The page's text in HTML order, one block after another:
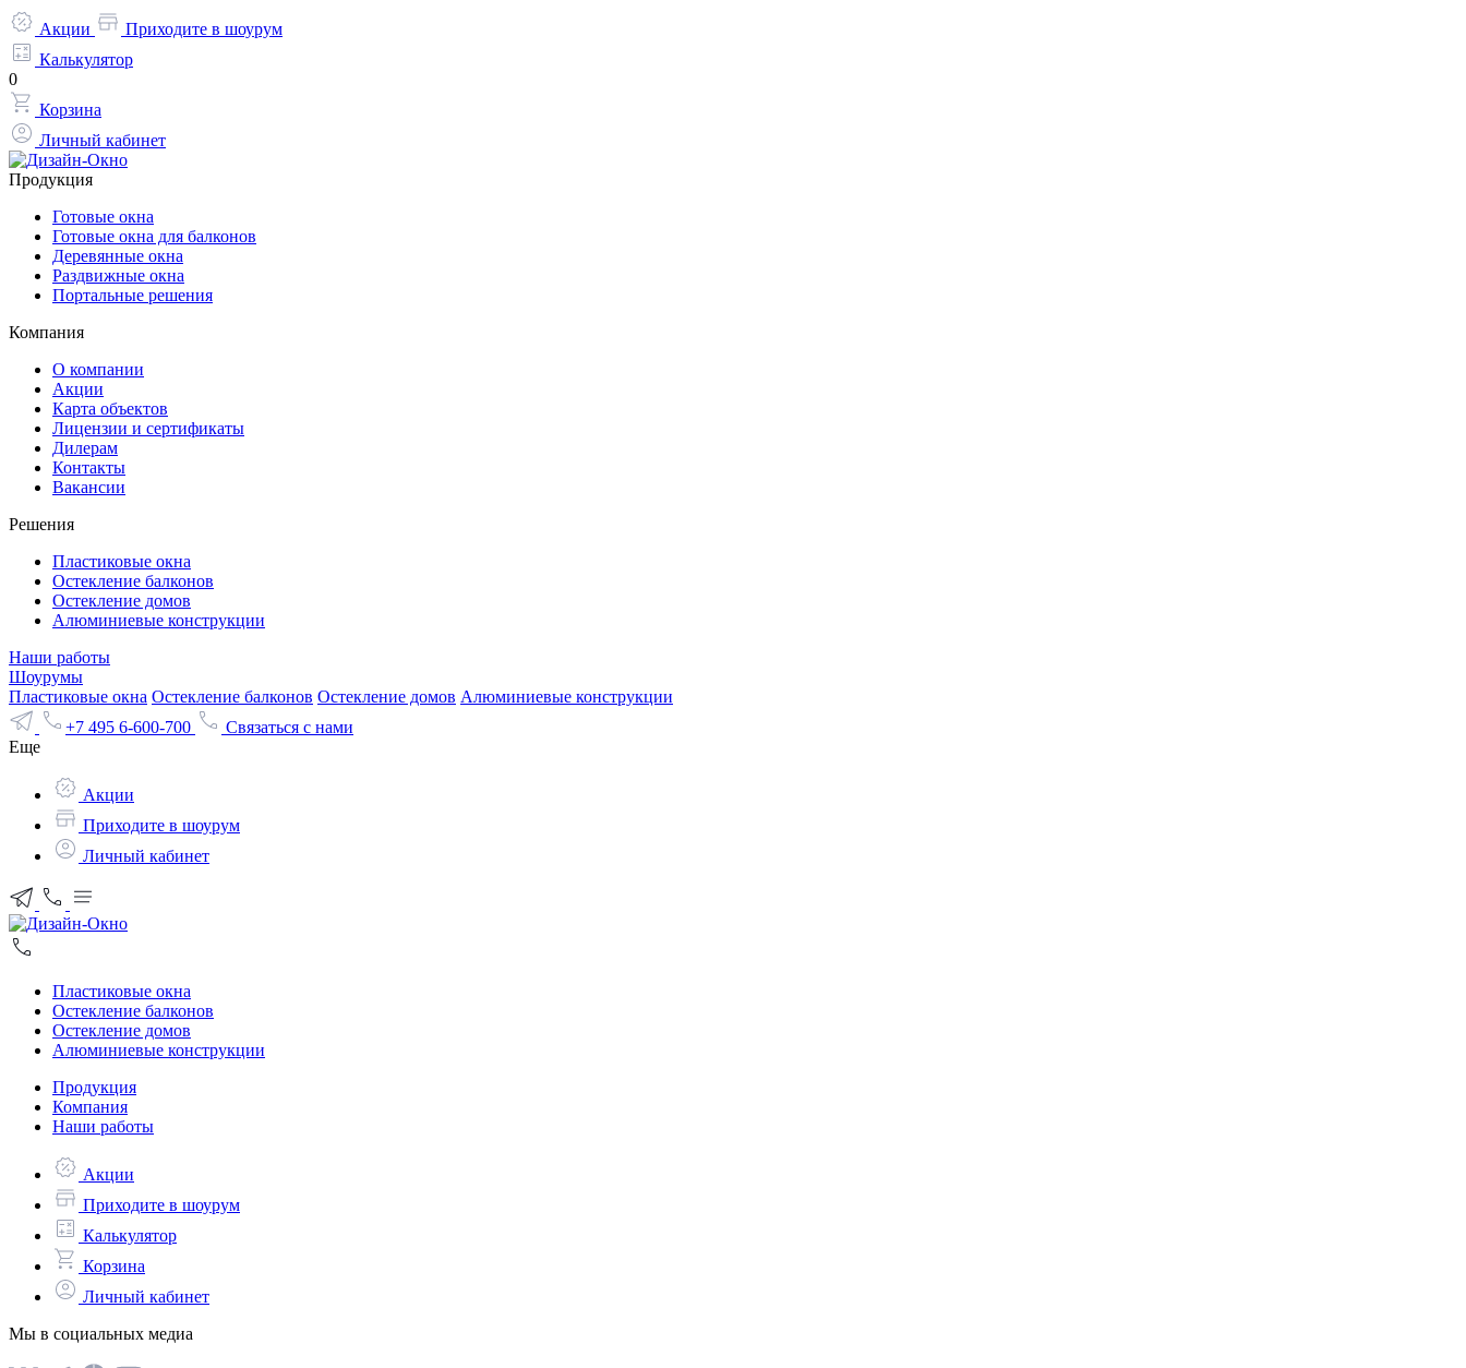
Акции
Приходите в шоурум
Калькулятор
0
Корзина
Личный кабинет
Продукция
Готовые окна
Готовые окна для балконов
Деревянные окна
Раздвижные окна
Портальные решения
Компания
О компании
Акции
Карта объектов
Лицензии и сертификаты
Дилерам
Контакты
Вакансии
Решения
Пластиковые окна
Остекление балконов
Остекление домов
Алюминиевые конструкции
Наши работы
Шоурумы
Пластиковые окна Остекление балконов Остекление домов Алюминиевые конструкции
+7 495 6-600-700
Связаться с нами
Еще
Акции
Приходите в шоурум
Личный кабинет
Пластиковые окна
Остекление балконов
Остекление домов
Алюминиевые конструкции
Продукция
Компания
Наши работы
Акции
Приходите в шоурум
Калькулятор
Корзина
Личный кабинет
Мы в социальных медиа